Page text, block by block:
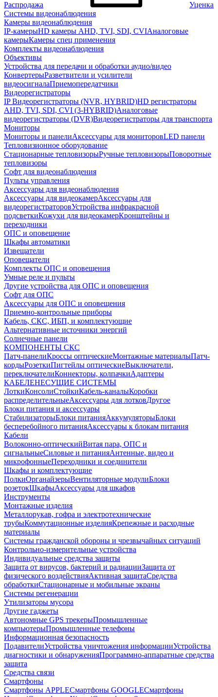
Распродажа
Уценка
Системы видеонаблюдения
Камеры видеонаблюдения
IP-камерыHD камеры AHD, TVI, SDI, CVIАналоговые
камерыКамеры спец применения
Комплекты видеонаблюдения
Объективы
Устройства для передачи и обработки аудио/видео
КонвертерыРазветвители и усилители
видеосигналаПриемопередатчики
Видеорегистраторы
IP Видеорегистраторы (NVR, HYBRID)HD регистраторы
AHD, TVI, SDI, CVI (3-HYBRID)Аналоговые
видеорегистраторы (DVR)Видеорегистраторы для транспорта
Мониторы
Мониторы и панелиАксессуары для мониторовLED панели
Тепловизионное оборудование
Стационарные тепловизорыРучные тепловизорыПоворотные
тепловизоры
Софт для видеонаблюдения
Пульты управления
Аксессуары для видеонаблюдения
Аксессуары для видеокамерАксессуары для
видеорегистраторовУстройства инфракрасной
подсветкиКожухи для видеокамерКронштейны и
переходники
ОПС и оповещение
Шкафы автоматики
Извещатели
Оповещатели
Комплекты ОПС и оповещения
Умные реле и пульты
Другие устройства для ОПС и оповещения
Софт для ОПС
Аксессуары для ОПС и оповещения
Приемно-контрольные приборы
Кабель, СКС, ИБП, и комплектующие
Альтернативные источники энергий
Солнечные панели
КОМПОНЕНТЫ СКС
Патч-панелиКроссы оптическиеМонтажные материалыПатч-
кордыРозеткиПигтейлы оптическиеВыключатели,
переключателиКоннекторы, колпачкиАдаптеры
КАБЕЛЕНЕСУЩИЕ СИСТЕМЫ
ЛоткиКонсолиСтойкиКабель-каналыКоробки
распределительныеАксессуары для лотковДругое
Блоки питания и аксессуары
СтабилизаторыБлоки питанияАккумуляторыБлоки
бесперебойного питанияАксессуары к блокам питания
Кабели
Волоконно-оптическийВитая пара, ОПС и
сигнальныеСиловые и питанияАнтенные, видео и
микрофонныеПереходники и соединители
Шкафы и комплектующие
ПолкиОрганайзерыВентиляторные модулиБлоки
розетокШкафыАксессуары для шкафов
Инструменты
Монтажные изделия
Металлорукав, гофра и электротехнические
трубыКоммутационные изделияКрепежные и расходные
материалы
Системы гражданской обороны и чрезвычайных ситуаций
Контрольно-измерительные устройства
Индивидуальные средства защиты
Защита от вирусов, бактерий и радиацииЗащита от
физического воздействияАктивная защитаСредства
обработкиСтационарные и мобильные экраны
Системы регенерации
Утилизаторы мусора
Другие гаджеты
Автономные GPS трекерыПромышленные
компьютерыПромышленные телефоны
Информационная безопасность
ПодавителиУстройства уничтожения информацииУстройства
диагностики и обнаруженияПрограммно-аппаратные средства
защита
Средства связи
Смартфоны
Смартфоны APPLEСмартфоны GOOGLEСмартфоны